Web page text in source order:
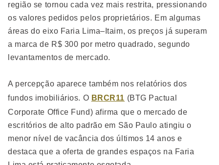
região se tornou cada vez mais restrita, pressionando
os valores pedidos pelos proprietários. Em algumas
áreas do eixo Faria Lima–Itaim, os preços já superam
a marca de R$ 300 por metro quadrado, segundo
levantamentos de mercado.
A percepção aparece também nos relatórios dos
fundos imobiliários. O BRCR11 (BTG Pactual
Corporate Office Fund) afirma que o mercado de
escritórios de alto padrão em São Paulo atingiu o
menor nível de vacância dos últimos 14 anos e
destaca que a oferta de grandes espaços na Faria